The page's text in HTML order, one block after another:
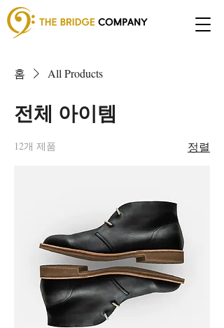
홈 All Products
전체 아이템
12개 제품 정렬